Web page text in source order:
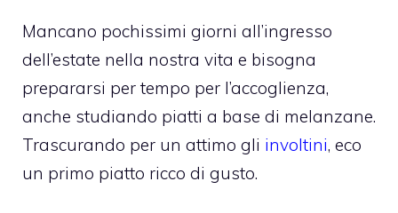
Mancano pochissimi giorni all’ingresso
dell’estate nella nostra vita e bisogna
prepararsi per tempo per l’accoglienza,
anche studiando piatti a base di melanzane.
Trascurando per un attimo gli involtini, eco
un primo piatto ricco di gusto.